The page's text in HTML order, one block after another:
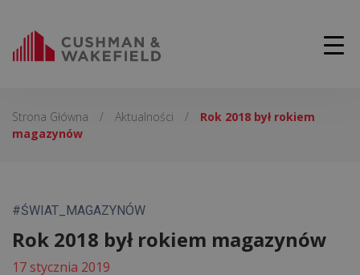
Strona Główna / Aktualności /
Rok 2018 był rokiem
magazynów
#ŚWIAT_MAGAZYNÓW
Rok 2018 był rokiem magazynów
17 stycznia 2019